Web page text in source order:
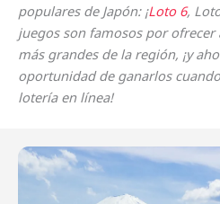
populares de Japón: ¡Loto 6,
juegos son famosos por
más grandes de la región, ¡y
oportunidad de ganarlos
lotería en línea!